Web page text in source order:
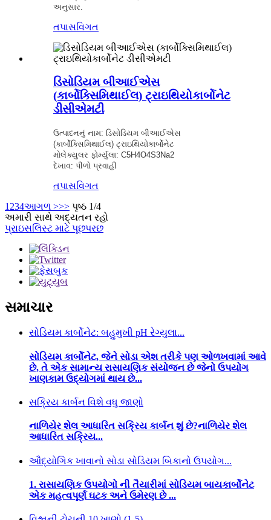
અનુસાર.
તપાસવિગત
ડિસોડિયમ બીઆઈએસ
(કાર્બોક્સિમિથાઈલ) ટ્રાઇથિયોકાર્બોનેટ
ડીસીએમટી
ઉત્પાદનનું નામ: ડિસોડિયમ બીઆઈએસ
(કાર્બોક્સિમિથાઈલ) ટ્રાઇથિયોકાર્બોનેટ
મોલેક્યુલર ફોર્મ્યુલા: C5H4O4S3Na2
દેખાવ: પીળો પ્રવાહી
તપાસવિગત
1 234આગળ >>> પૃષ્ઠ 1/4
અમારી સાથે અદ્યતન રહો
પ્રાઇસલિસ્ટ માટે પૂછપરછ
સમાચાર
સોડિયમ કાર્બોનેટ: બહુમુખી pH રેગ્યુલા...
સોડિયમ કાર્બોનેટ, જેને સોડા એશ તરીકે પણ ઓળખવામાં આવે
છે, તે એક સામાન્ય રાસાયણિક સંયોજન છે જેનો ઉપયોગ
ખાણકામ ઉદ્યોગમાં થાય છે...
સક્રિય કાર્બન વિશે વધુ જાણો
નાળિયેર શેલ આધારિત સક્રિય કાર્બન શું છે?નાળિયેર શેલ
આધારિત સક્રિય...
ઔદ્યોગિક ખાવાનો સોડા સોડિયમ બિકાનો ઉપયોગ...
1. રાસાયણિક ઉપયોગો ની તૈયારીમાં સોડિયમ બાયકાર્બોનેટ
એક મહત્વપૂર્ણ ઘટક અને ઉમેરણ છે ...